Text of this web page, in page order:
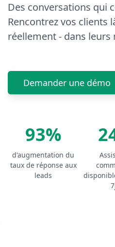
Des conversations qui
Rencontrez vos clients
réellement - dans leurs
Demander une démo
93%
d'augmentation du
taux de réponse aux
leads